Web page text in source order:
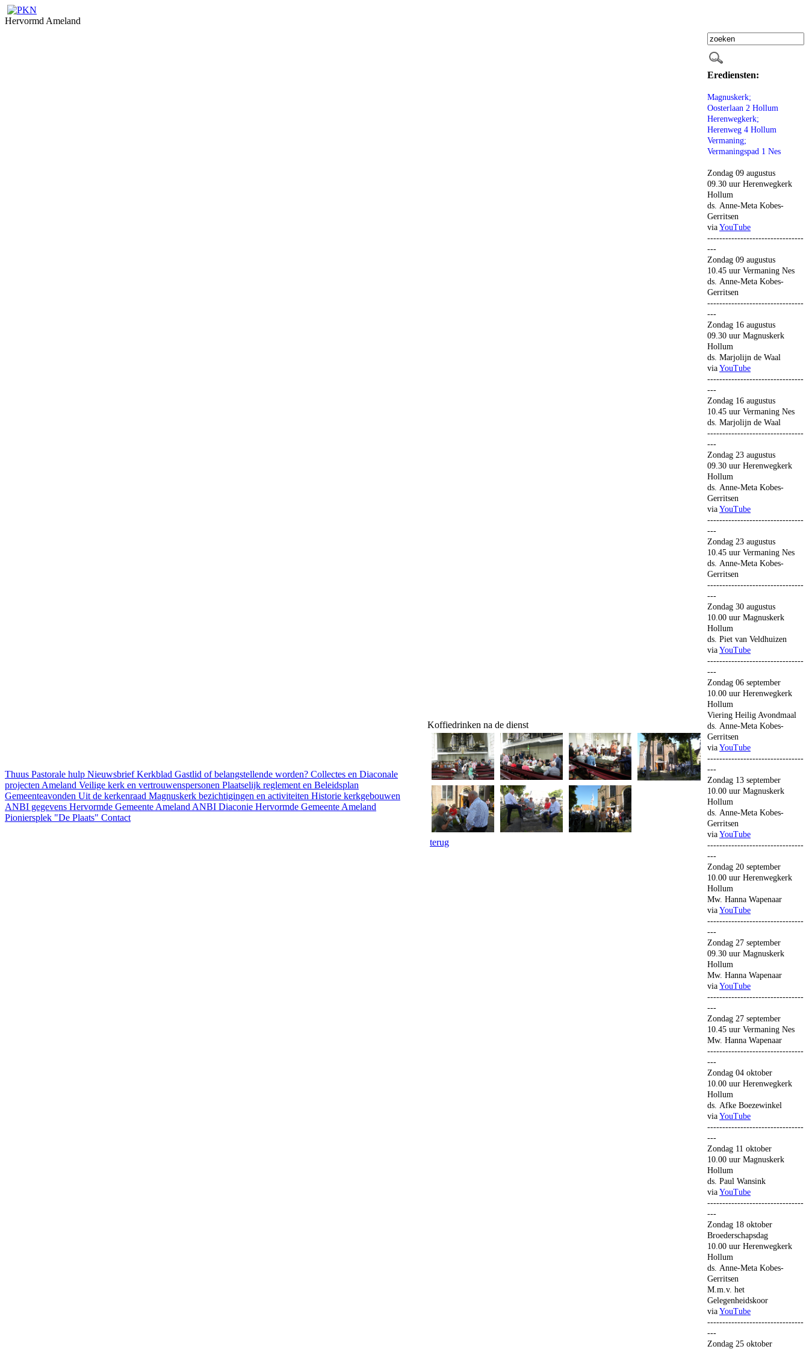
Hervormd Ameland
Thuus Pastorale hulp NieuwsbriefKerkblad Gastlid of belangstellende worden? Collectes en Diaconale
projecten Ameland Veilige kerk en vertrouwenspersonen Plaatselijk reglement en Beleidsplan
Gemeenteavonden Uit de kerkenraad Magnuskerk bezichtigingen en activiteiten Historie kerkgebouwen
ANBI gegevens Hervormde Gemeente Ameland ANBI Diaconie Hervormde Gemeente Ameland
Pioniersplek "De Plaats" Contact
Koffiedrinken na de dienst
terug
Erediensten:
Magnuskerk;
Oosterlaan 2 Hollum
Herenwegkerk;
Herenweg 4 Hollum
Vermaning;
Vermaningspad 1 Nes
Zondag 09 augustus
09.30 uur Herenwegkerk
Hollum
ds. Anne-Meta Kobes-
Gerritsen
via YouTube
--------------------------------
---
Zondag 09 augustus
10.45 uur Vermaning Nes
ds. Anne-Meta Kobes-
Gerritsen
--------------------------------
---
Zondag 16 augustus
09.30 uur Magnuskerk
Hollum
ds. Marjolijn de Waal
via YouTube
--------------------------------
---
Zondag 16 augustus
10.45 uur Vermaning Nes
ds. Marjolijn de Waal
--------------------------------
---
Zondag 23 augustus
09.30 uur Herenwegkerk
Hollum
ds. Anne-Meta Kobes-
Gerritsen
via YouTube
--------------------------------
---
Zondag 23 augustus
10.45 uur Vermaning Nes
ds. Anne-Meta Kobes-
Gerritsen
--------------------------------
---
Zondag 30 augustus
10.00 uur Magnuskerk
Hollum
ds. Piet van Veldhuizen
via YouTube
--------------------------------
---
Zondag 06 september
10.00 uur Herenwegkerk
Hollum
Viering Heilig Avondmaal
ds. Anne-Meta Kobes-
Gerritsen
via YouTube
--------------------------------
---
Zondag 13 september
10.00 uur Magnuskerk
Hollum
ds. Anne-Meta Kobes-
Gerritsen
via YouTube
--------------------------------
---
Zondag 20 september
10.00 uur Herenwegkerk
Hollum
Mw. Hanna Wapenaar
via YouTube
--------------------------------
---
Zondag 27 september
09.30 uur Magnuskerk
Hollum
Mw. Hanna Wapenaar
via YouTube
--------------------------------
---
Zondag 27 september
10.45 uur Vermaning Nes
Mw. Hanna Wapenaar
--------------------------------
---
Zondag 04 oktober
10.00 uur Herenwegkerk
Hollum
ds. Afke Boezewinkel
via YouTube
--------------------------------
---
Zondag 11 oktober
10.00 uur Magnuskerk
Hollum
ds. Paul Wansink
via YouTube
--------------------------------
---
Zondag 18 oktober
Broederschapsdag
10.00 uur Herenwegkerk
Hollum
ds. Anne-Meta Kobes-
Gerritsen
M.m.v. het
Gelegenheidskoor
via YouTube
--------------------------------
---
Zondag 25 oktober